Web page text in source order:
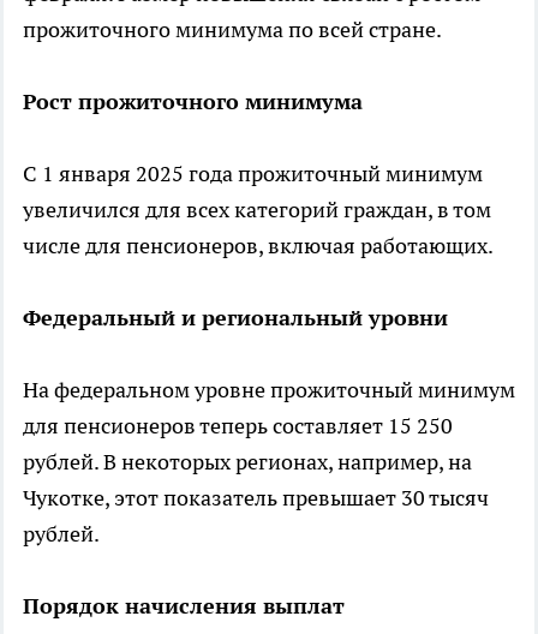
прожиточного минимума по всей стране.
Рост прожиточного минимума
С 1 января 2025 года прожиточный минимум
увеличился для всех категорий граждан, в том
числе для пенсионеров, включая работающих.
Федеральный и региональный уровни
На федеральном уровне прожиточный минимум
для пенсионеров теперь составляет 15 250
рублей. В некоторых регионах, например, на
Чукотке, этот показатель превышает 30 тысяч
рублей.
Порядок начисления выплат